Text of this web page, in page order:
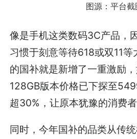
图源：平台截
像是手机这类数码3C产品，
习惯于刻意等待618或双11
的国补就是新增了一重激励
128GB版本价格已下探至
超30%，让原本犹豫的消费者
同时，今年国补的品类从传